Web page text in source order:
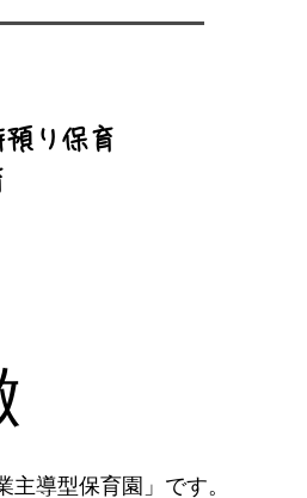
預り保育
導型保育園」です。